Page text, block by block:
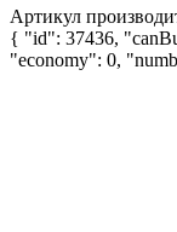
Артикул
{ "id": 37436,
"economy": 0,